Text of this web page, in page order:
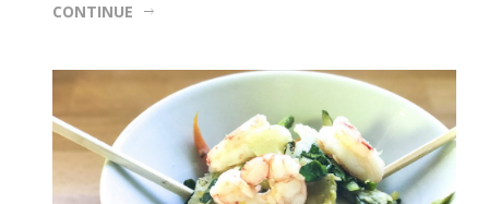
CONTINUE